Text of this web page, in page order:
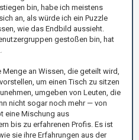
bin, habe ich meistens
an, als würde ich ein Puzzle
wie das Endbild aussieht.
gestoßen bin, hat
an Wissen, die geteilt wird,
um einen Tisch zu sitzen
umgeben von Leuten, die
nicht sogar noch mehr — von
eine Mischung aus
bis zu erfahrenen Profis. Es ist
sie ihre Erfahrungen aus der